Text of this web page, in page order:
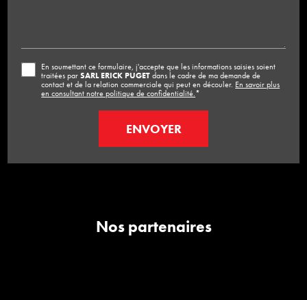
En soumettant ce formulaire, j'accepte que les informations saisies soient
traitées parSARL ERICK PUGETdans le cadre de ma demande de
contact et de la relation commerciale qui peut en découler. En savoir plus
en consultant notre politique de confidentialité.*
Nos partenaires